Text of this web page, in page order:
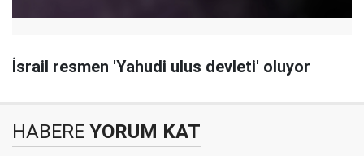
İsrail resmen 'Yahudi ulus devleti' oluyor
HABERE YORUM KAT